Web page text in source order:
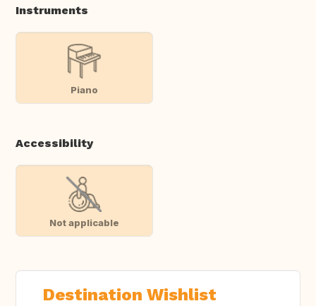
Instruments
Piano
Accessibility
Not applicable
Destination Wishlist